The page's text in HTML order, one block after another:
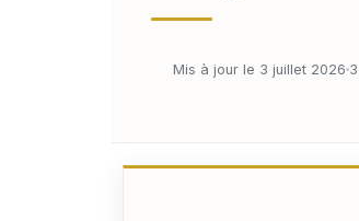
Mis à jour le 3 juillet 2026